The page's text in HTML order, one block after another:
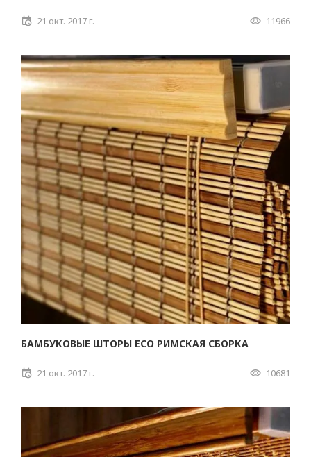
21 окт. 2017 г. 11966
БАМБУКОВЫЕ ШТОРЫ ECO РИМСКАЯ СБОРКА
21 окт. 2017 г. 10681